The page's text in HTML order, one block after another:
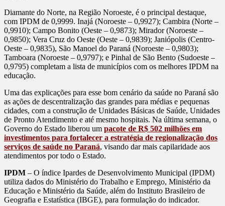
Diamante do Norte, na Região Noroeste, é o principal destaque,
com IPDM de 0,9999. Inajá (Noroeste – 0,9927); Cambira (Norte –
0,9910); Campo Bonito (Oeste – 0,9873); Mirador (Noroeste –
0,9850); Vera Cruz do Oeste (Oeste – 0,9839); Janiópolis (Centro-
Oeste – 0,9835), São Manoel do Paraná (Noroeste – 0,9803);
Tamboara (Noroeste – 0,9797); e Pinhal de São Bento (Sudoeste –
0,9795) completam a lista de municípios com os melhores IPDM na
educação.
Uma das explicações para esse bom cenário da saúde no Paraná são
as ações de descentralização das grandes para médias e pequenas
cidades, com a construção de Unidades Básicas de Saúde, Unidades
de Pronto Atendimento e até mesmo hospitais. Na última semana, o
Governo do Estado liberou um pacote de R$ 502 milhões em
investimentos para fortalecer a estratégia de regionalização dos
serviços de saúde no Paraná, visando dar mais capilaridade aos
atendimentos por todo o Estado.
IPDM – O índice Ipardes de Desenvolvimento Municipal (IPDM)
utiliza dados do Ministério do Trabalho e Emprego, Ministério da
Educação e Ministério da Saúde, além do Instituto Brasileiro de
Geografia e Estatística (IBGE), para formulação do indicador.